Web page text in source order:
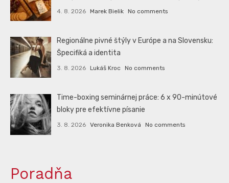
4. 8. 2026 Marek Bielik No comments
Regionálne pivné štýly v Európe a na Slovensku:
Špecifiká a identita
3. 8. 2026 Lukáš Kroc No comments
Time-boxing seminárnej práce: 6 x 90-minútové
bloky pre efektívne písanie
3. 8. 2026 Veronika Benková No comments
Poradňa